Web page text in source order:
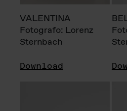
VALENTINA
Fotografo: Lorenz
Sternbach
Download